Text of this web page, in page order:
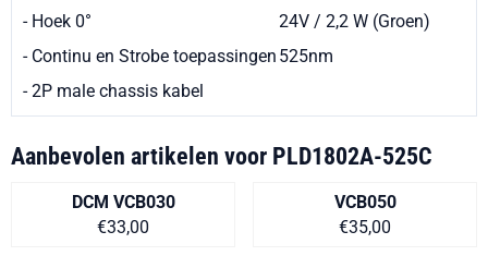
- Hoek 0°
- Continu en Strobe toepassingen
- 2P male chassis kabel
24V / 2,2 W (Groen)
525nm
Aanbevolen artikelen voor PLD1802A-525C
DCM VCB030
Prijs op aanvraag
€33,00
VCB050
Prijs op
€35,00